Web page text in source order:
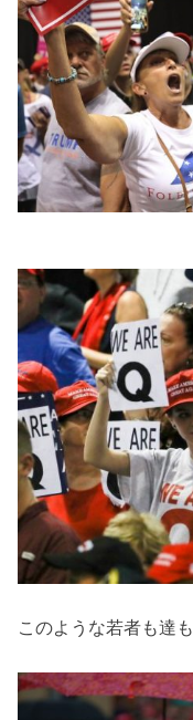
このような若者も達も